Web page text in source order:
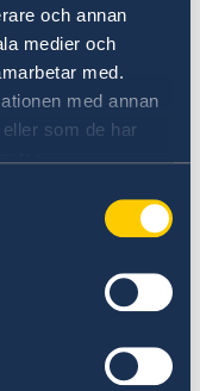
och annan
medier och
med.
med annan
som de har
dig
närmsta
du ska
följa lokala